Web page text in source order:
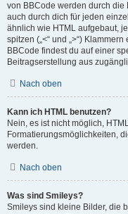
von BBCode werden durch
auch durch dich für jeden
ähnlich wie HTML aufgebaut,
spitzen („<“ und „>“)
BBCode findest du auf einer
Beitragserstellung aus
Nach oben
Kann ich HTML benutzen?
Nein, es ist nicht möglich,
Formatierungsmöglichkeiten,
werden.
Nach oben
Was sind Smileys?
Smileys sind kleine Bilder, die